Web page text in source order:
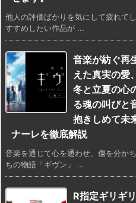
他人の評価ばかりを気にして疲れて
すすめしたい作品が ...
音楽が紡ぐ再
えた真実の愛
冬と立夏の心
る魂の叫びと
抱きしめて未
ナーレを徹底解説
音楽を通じて心を通わせ、傷を分か
ちの物語「ギヴン」 ...
R指定ギリギ